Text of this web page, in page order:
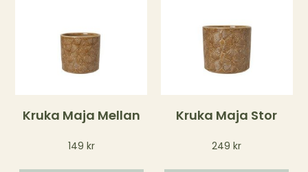
Kruka Maja Mellan
149 kr
Kruka Maja Stor
249kr